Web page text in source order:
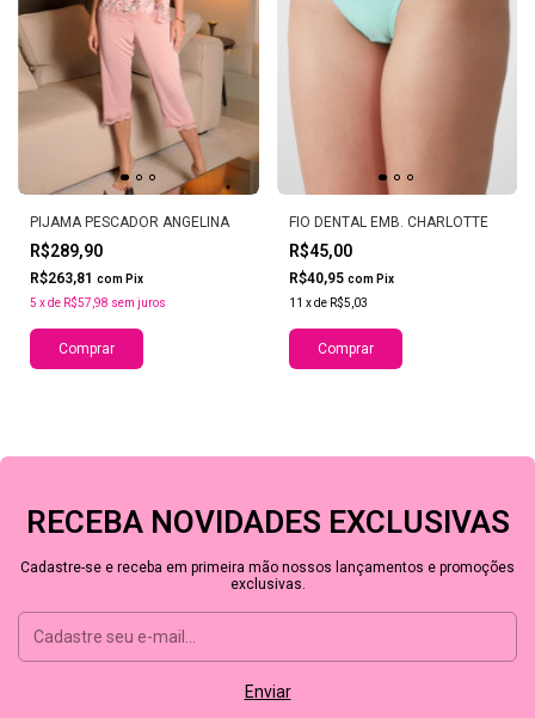
PIJAMA PESCADOR ANGELINA
R$289,90
R$263,81 com Pix
5 xde R$57,98 sem juros
Comprar
FIO DENTAL EMB. CHARLOTTE
R$45,00
R$40,95 com Pix
11 xde R$5,03
Comprar
RECEBA NOVIDADES EXCLUSIVAS
Cadastre-se e receba em primeira mão nossos lançamentos e promoções
exclusivas.